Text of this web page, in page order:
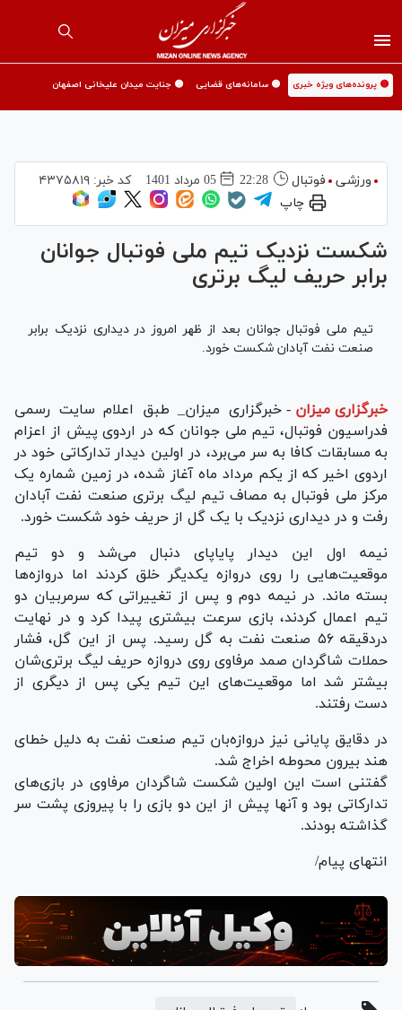
🟡 پرونده‌های ویژه خبری 🟡 سامانه‌های قضایی 🟡 جنایت میدان علیخانی اصفهان
ورزشی فوتبال 22:28 05 مرداد 1401 کد خبر: ۴۳۷۵۸۱۹
چاپ
شکست نزدیک تیم ملی فوتبال جوانان
برابر حریف لیگ برتری
تیم ملی فوتبال جوانان بعد از ظهر امروز در دیداری نزدیک برابر
صنعت نفت آبادان شکست خورد.
خبرگزاری میزان - خبرگزاری میزان_ طبق اعلام سایت رسمی
فدراسیون فوتبال، تیم ملی جوانان که در اردوی پیش از اعزام
به مسابقات کافا به سر می‌برد، در اولین دیدار تدارکاتی خود در
اردوی اخیر که از یکم مرداد ماه آغاز شده، در زمین شماره یک
مرکز ملی فوتبال به مصاف تیم لیگ برتری صنعت نفت آبادان
رفت و در دیداری نزدیک با یک گل از حریف خود شکست خورد.
نیمه اول این دیدار پایاپای دنبال می‌شد و دو تیم
موقعیت‌هایی را روی دروازه یکدیگر خلق کردند اما دروازه‌ها
بسته ماند. در نیمه دوم و پس از تغییراتی که سرمربیان دو
تیم اعمال کردند، بازی سرعت بیشتری پیدا کرد و در نهایت
دردقیقه ۵۶ صنعت نفت به گل رسید. پس از این گل، فشار
حملات شاگردان صمد مرفاوی روی دروازه حریف لیگ برتری‌شان
بیشتر شد اما موقعیت‌های این تیم یکی پس از دیگری از
دست رفتند.
در دقایق پایانی نیز دروازه‌بان تیم صنعت نفت به دلیل خطای
هند بیرون محوطه اخراج شد.
گفتنی است این اولین شکست شاگردان مرفاوی در بازی‌های
تدارکاتی بود و آنها پیش از این دو بازی را با پیروزی پشت سر
گذاشته بودند.
انتهای پیام/